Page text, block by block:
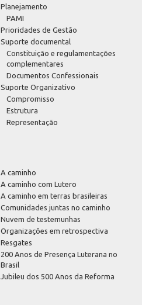
Planejamento
PAMI
Prioridades de Gestão
Suporte documental
Constituição e regulamentações
complementares
Documentos Confessionais
Suporte Organizativo
Compromisso
Estrutura
Representação
A caminho
A caminho com Lutero
A caminho em terras brasileiras
Comunidades juntas no caminho
Nuvem de testemunhas
Organizações em retrospectiva
Resgates
200 Anos de Presença Luterana no
Brasil
Jubileu dos 500 Anos da Reforma